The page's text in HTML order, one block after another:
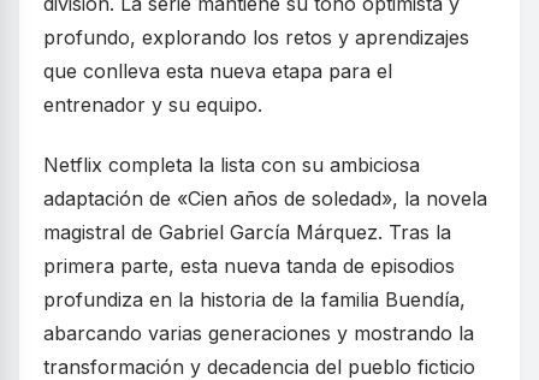
profundo, explorando los retos y aprendizajes
que conlleva esta nueva etapa para el
entrenador y su equipo.
Netflix completa la lista con su ambiciosa
adaptación de «Cien años de soledad», la novela
magistral de Gabriel García Márquez. Tras la
primera parte, esta nueva tanda de episodios
profundiza en la historia de la familia Buendía,
abarcando varias generaciones y mostrando la
transformación y decadencia del pueblo ficticio